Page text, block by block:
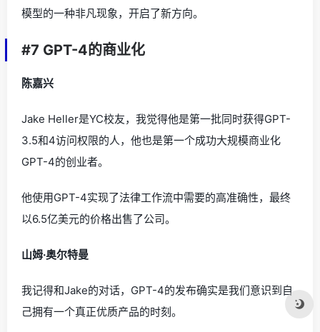
模型的一种非凡现象，开启了新方向。
#7 GPT-4的商业化
陈嘉兴
Jake Heller是YC校友，我觉得他是第一批同时获得GPT-
3.5和4访问权限的人，他也是第一个成功大规模商业化
GPT-4的创业者。
他使用GPT-4实现了法律工作流中需要的高准确性，最终
以6.5亿美元的价格出售了公司。
山姆·奥尔特曼
我记得和Jake的对话，GPT-4的发布确实是我们意识到自
己拥有一个真正优质产品的时刻。